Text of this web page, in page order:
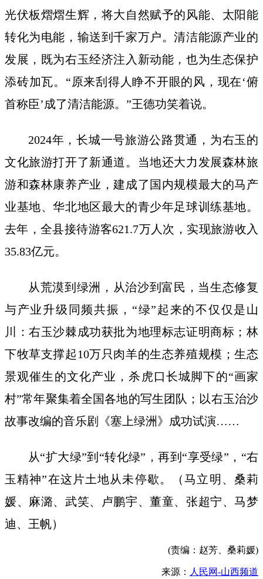
光伏板熠熠生辉，将大自然赋予的风能、太阳能
转化为电能，输送到千家万户。清洁能源产业的
发展，既为右玉经济注入新动能，也为生态保护
添砖加瓦。“原来刮得人睁不开眼的风，现在‘俯
首称臣’成了清洁能源。”王德功笑着说。
2024年，长城一号旅游公路贯通，为右玉的
文化旅游打开了新通道。当地还大力发展森林旅
游和森林康养产业，建成了国内规模最大的马产
业基地、华北地区最大的青少年足球训练基地。
去年，全县接待游客621.7万人次，实现旅游收入
35.83亿元。
从荒漠到绿洲，从治沙到富民，当生态修复
与产业升级同频共振，“绿”起来的不仅仅是山
川：右玉沙棘成功获批为地理标志证明商标；林
下牧草支撑起10万只肉羊的生态养殖规模；生态
景观催生的文化产业，杀虎口长城脚下的“画家
村”常年聚集着全国各地的写生团队；以右玉治沙
故事改编的音乐剧《塞上绿洲》成功试演……
从“扩大绿”到“转化绿”，再到“享受绿”，“右
玉精神”在这片土地从未停歇。（马立明、桑莉
媛、麻潞、武笑、卢鹏宇、董童、张超宁、马梦
迪、王帆）
(责编：赵芳、桑莉媛)
来源： 人民网-山西频道